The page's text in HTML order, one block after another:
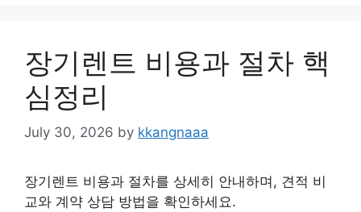
장기렌트 비용과 절차 핵
심정리
July 30, 2026 by kkangnaaa
장기렌트 비용과 절차를 상세히 안내하며, 견적 비
교와 계약 상담 방법을 확인하세요.